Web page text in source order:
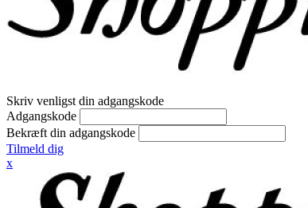
Skriv venligst din adgangskode
Adgangskode
Bekræft din adgangskode
Tilmeld dig
x